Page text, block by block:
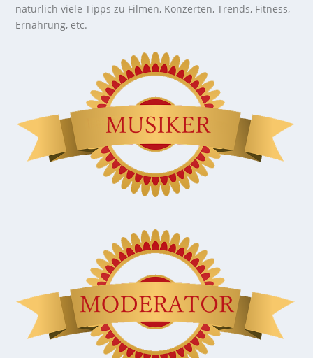
natürlich viele Tipps zu Filmen, Konzerten, Trends, Fitness,
Ernährung, etc.